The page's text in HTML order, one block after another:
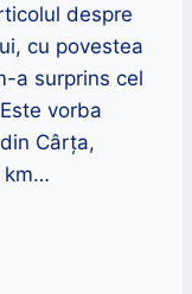
despre
cu povestea
a surprins cel
vorba
Cârța,
km…